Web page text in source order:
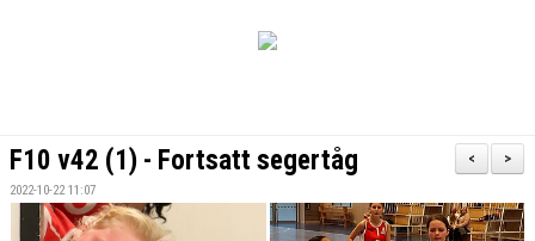
TRUPPEN
BILDGALLERI 2018-2023
>
<
F10 v42 (1) - Fortsatt segertåg
2022-10-22 11:07